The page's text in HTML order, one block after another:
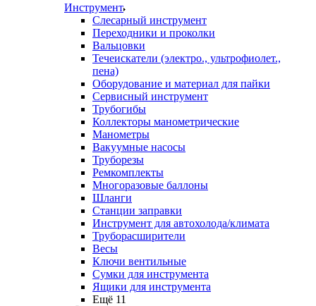
Инструмент
Слесарный инструмент
Переходники и проколки
Вальцовки
Течеискатели (электро., ультрофиолет.,
пена)
Оборудование и материал для пайки
Сервисный инструмент
Трубогибы
Коллекторы манометрические
Манометры
Вакуумные насосы
Труборезы
Ремкомплекты
Многоразовые баллоны
Шланги
Станции заправки
Инструмент для автохолода/климата
Труборасширители
Весы
Ключи вентильные
Сумки для инструмента
Ящики для инструмента
Ещё 11